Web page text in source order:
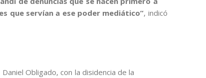
que servían a ese poder mediático”, indicó
Obligado, con la disidencia de la